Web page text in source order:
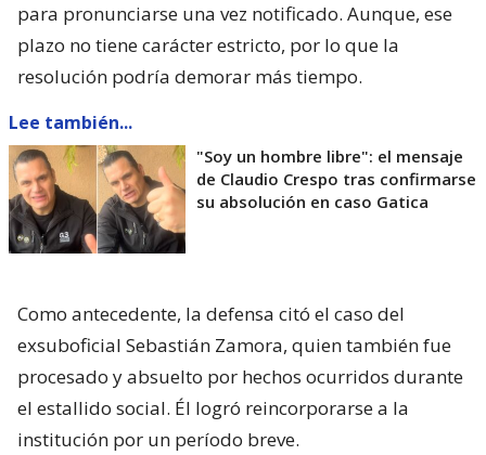
para pronunciarse una vez notificado. Aunque, ese
plazo no tiene carácter estricto, por lo que la
resolución podría demorar más tiempo.
Lee también...
"Soy un hombre libre": el mensaje
de Claudio Crespo tras confirmarse
su absolución en caso Gatica
Como antecedente, la defensa citó el caso del
exsuboficial Sebastián Zamora, quien también fue
procesado y absuelto por hechos ocurridos durante
el estallido social. Él logró reincorporarse a la
institución por un período breve.